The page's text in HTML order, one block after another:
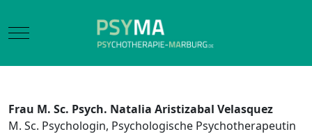
Mobile Menu Toggle
Frau M. Sc. Psych. Natalia Aristizabal Velasquez
M. Sc. Psychologin, Psychologische Psychotherapeutin